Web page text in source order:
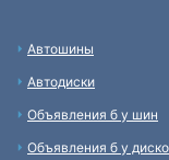
Автошины
Автодиски
Объявления б у шин
Объявления б у